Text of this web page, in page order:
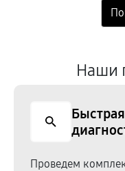
Наши
Проведем